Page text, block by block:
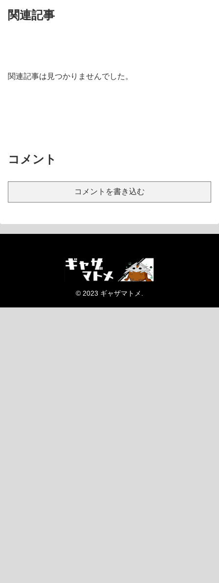
関連記事
関連記事は見つかりませんでした。
コメント
コメントを書き込む
© 2023 ギャザマトメ.